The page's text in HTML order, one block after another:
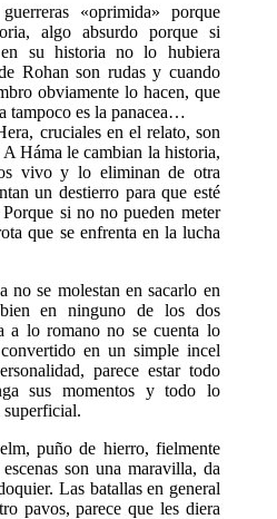
«oprimida» porque
algo absurdo porque si
su historia no lo hubiera
Rohan son rudas y cuando
obviamente lo hacen, que
tampoco es la panacea…
cruciales en el relato, son
A Háma le cambian la historia,
vivo y lo eliminan de otra
un destierro para que esté
si no no pueden meter
que se enfrenta en la lucha
se molestan en sacarlo en
en ninguno de los dos
a lo romano no se cuenta lo
en un simple incel
parece estar todo
sus momentos y todo lo
superficial.
puño de hierro, fielmente
son una maravilla, da
Las batallas en general
pavos, parece que les diera